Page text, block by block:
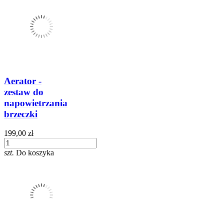
Aerator -
zestaw do
napowietrzania
brzeczki
199,00 zł
szt. Do koszyka